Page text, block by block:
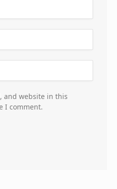
and website in this
I comment.